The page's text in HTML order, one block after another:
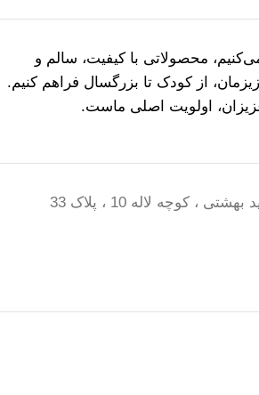
محصولاتی با کیفیت، سالم و
از کودک تا بزرگسال فراهم کنیم.
اولویت اصلی ماست.
، کوچه لاله 10 ، پلاک 33